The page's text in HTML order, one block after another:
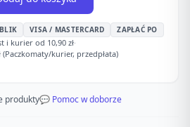
BLIK VISA / MASTERCARD ZAPŁAĆ PO
i kurier od 10,90 zł·
kurier, przedpłata)
produkty💬 Pomoc w doborze